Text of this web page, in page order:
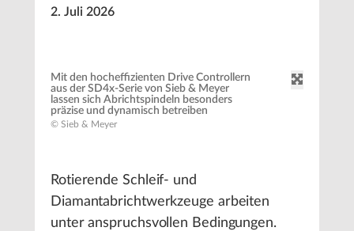
2. Juli 2026
Mit den hocheffizienten Drive Controllern
aus der SD4x-Serie von Sieb & Meyer
lassen sich Abrichtspindeln besonders
präzise und dynamisch betreiben
© Sieb & Meyer
Rotierende Schleif- und
Diamantabrichtwerkzeuge arbeiten
unter anspruchsvollen Bedingungen.